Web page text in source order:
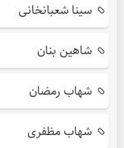
سینا شعبانخانی
شاهین بنان
شهاب رمضان
شهاب مظفری